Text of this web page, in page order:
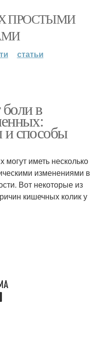
ПРОСТЫМИ
статьи
в
способы
иметь несколько
изменениями в
Вот некоторые из
кишечных колик у